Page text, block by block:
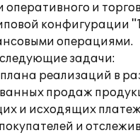
оперативного и
конфигурации
операциями.
задачи:
реализаций в
продаж
и исходящих
и